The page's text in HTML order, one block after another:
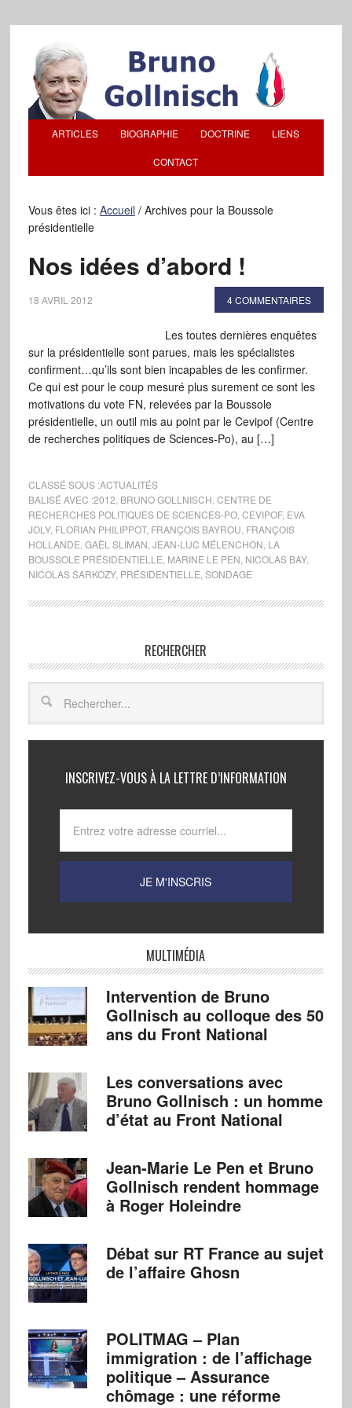
ARTICLES BIOGRAPHIE DOCTRINE LIENS
CONTACT
Vous êtes ici : Accueil /Archives pour la Boussole
présidentielle
Nos idées d’abord !
18 AVRIL 2012 4 COMMENTAIRES
Les toutes dernières enquêtes
sur la présidentielle sont parues, mais les spécialistes
confirment…qu’ils sont bien incapables de les confirmer.
Ce qui est pour le coup mesuré plus surement ce sont les
motivations du vote FN, relevées par la Boussole
présidentielle, un outil mis au point par le Cevipof (Centre
de recherches politiques de Sciences-Po), au […]
CLASSÉ SOUS :ACTUALITÉS
BALISÉ AVEC :2012 BRUNO GOLLNISCH CENTRE DE
RECHERCHES POLITIQUES DE SCIENCES-PO, CEVIPOF, EVA
JOLY, FLORIAN PHILIPPOT, FRANÇOIS BAYROU FRANÇOIS
HOLLANDE GAËL SLIMAN JEAN-LUC MÉLENCHON LA
BOUSSOLE PRÉSIDENTIELLE MARINE LE PEN NICOLAS BAY,
NICOLAS SARKOZY, PRÉSIDENTIELLE SONDAGE
RECHERCHER
INSCRIVEZ-VOUS À LA LETTRE D’INFORMATION
MULTIMÉDIA
Intervention de Bruno
Gollnisch au colloque des 50
ans du Front National
Les conversations avec
Bruno Gollnisch : un homme
d’état au Front National
Jean-Marie Le Pen et Bruno
Gollnisch rendent hommage
à Roger Holeindre
Débat sur RT France au sujet
de l’affaire Ghosn
POLITMAG – Plan
immigration : de l’affichage
politique – Assurance
chômage : une réforme